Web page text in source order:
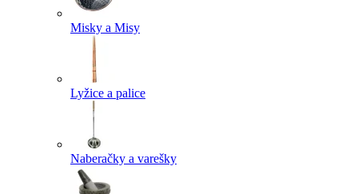
Misky a Misy
Lyžice a palice
Naberačky a varešky